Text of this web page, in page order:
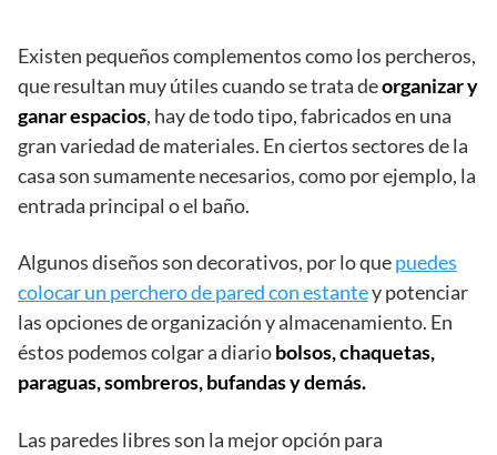
Existen pequeños complementos como los percheros,
que resultan muy útiles cuando se trata deorganizar y
ganar espacios, hay de todo tipo, fabricados en una
gran variedad de materiales. En ciertos sectores de la
casa son sumamente necesarios, como por ejemplo, la
entrada principal o el baño.
Algunos diseños son decorativos, por lo quepuedes
colocar un perchero de pared con estantey potenciar
las opciones de organización y almacenamiento. En
éstos podemos colgar a diariobolsos, chaquetas,
paraguas, sombreros, bufandas y demás.
Las paredes libres son la mejor opción para